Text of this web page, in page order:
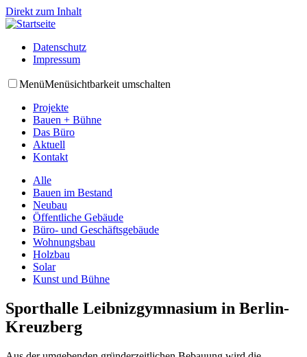
Direkt zum Inhalt
Datenschutz
Impressum
MenüMenüsichtbarkeit umschalten
Projekte
Bauen + Bühne
Das Büro
Aktuell
Kontakt
Alle
Bauen im Bestand
Neubau
Öffentliche Gebäude
Büro- und Geschäftsgebäude
Wohnungsbau
Holzbau
Solar
Kunst und Bühne
Sporthalle Leibnizgymnasium in Berlin-
Kreuzberg